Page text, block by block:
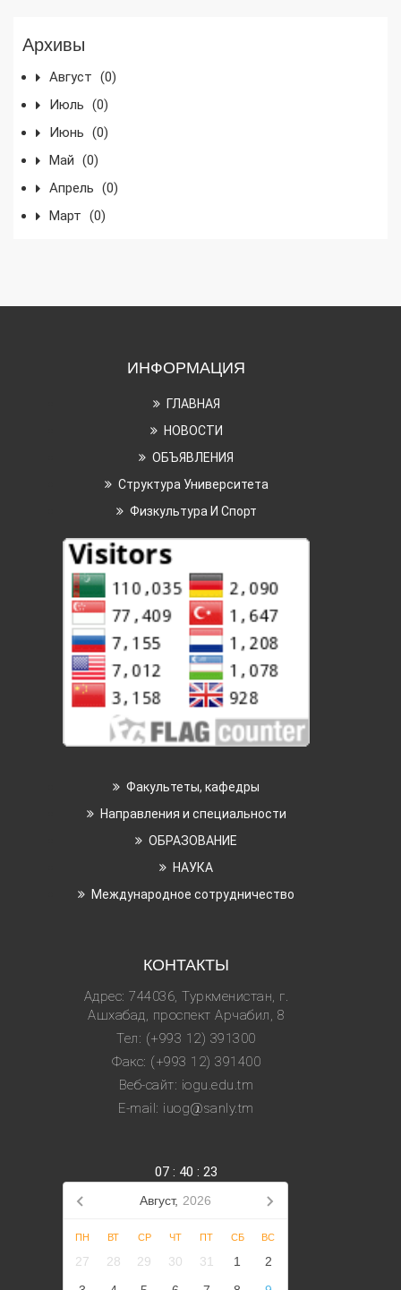
Архивы
Август (0)
Июль (0)
Июнь (0)
Май (0)
Апрель (0)
Март (0)
ИНФОРМАЦИЯ
ГЛАВНАЯ
НОВОСТИ
ОБЪЯВЛЕНИЯ
Структура Университета
Физкультура И Спорт
Факультеты, кафедры
Направления и специальности
ОБРАЗОВАНИЕ
НАУКА
Международное сотрудничество
КОНТАКТЫ
Адрес: 744036, Туркменистан, г.
Ашхабад, проспект Арчабил, 8
Тел: (+993 12) 391300
Факс: (+993 12) 391400
Веб-сайт: iogu.edu.tm
E-mail: iuog@sanly.tm
07 : 40 : 24
Август, 2026
ПН ВТ СР ЧТ ПТ СБ ВС
27 28 29 30 31 1
2